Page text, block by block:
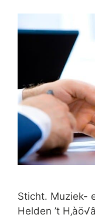
Sticht. Muziek-
Helden ’t